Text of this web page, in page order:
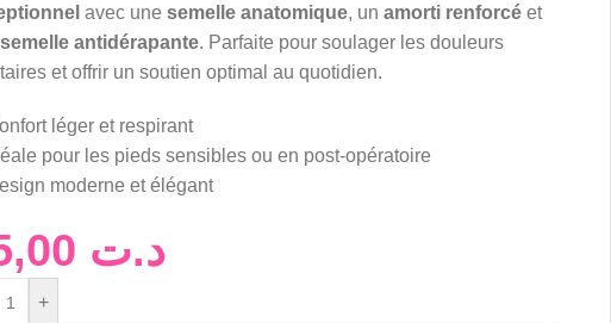
avec unesemelle anatomique, unamorti renforcé et
semelle antidérapante. Parfaite pour soulager les douleurs
et offrir un soutien optimal au quotidien.
léger et respirant
pour les pieds sensibles ou en post-opératoire
moderne et élégant
د.ت
+